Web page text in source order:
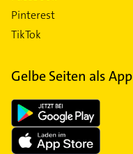
Pinterest
TikTok
Gelbe Seiten als App